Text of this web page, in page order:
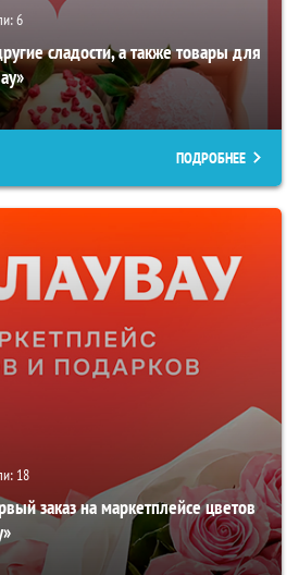
6
сладости, а также товары для
ПОДРОБНЕЕ
18
заказ на маркетплейсе цветов